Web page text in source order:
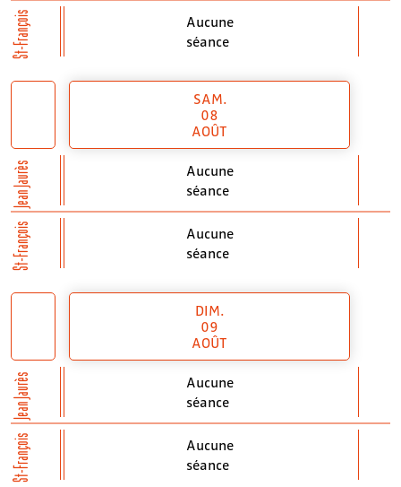
St-François
Aucune
séance
Jean Jaurès
St-François
SAM.
08
AOÛT
Aucune
séance
Aucune
séance
Jean Jaurès
St-François
DIM.
09
AOÛT
Aucune
séance
Aucune
séance